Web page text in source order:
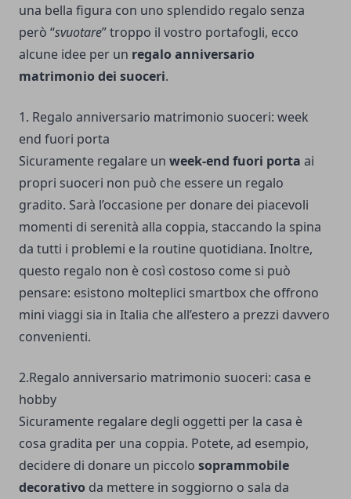
una bella figura con uno splendido regalo senza
però “svuotare” troppo il vostro portafogli, ecco
alcune idee per un regalo anniversario
matrimonio dei suoceri.
1. Regalo anniversario matrimonio suoceri: week
end fuori porta
Sicuramente regalare un week-end fuori porta ai
propri suoceri non può che essere un regalo
gradito. Sarà l’occasione per donare dei piacevoli
momenti di serenità alla coppia, staccando la spina
da tutti i problemi e la routine quotidiana. Inoltre,
questo regalo non è così costoso come si può
pensare: esistono molteplici smartbox che offrono
mini viaggi sia in Italia che all’estero a prezzi davvero
convenienti.
2.Regalo anniversario matrimonio suoceri: casa e
hobby
Sicuramente regalare degli oggetti per la casa è
cosa gradita per una coppia. Potete, ad esempio,
decidere di donare un piccolo soprammobile
decorativo da mettere in soggiorno o sala da